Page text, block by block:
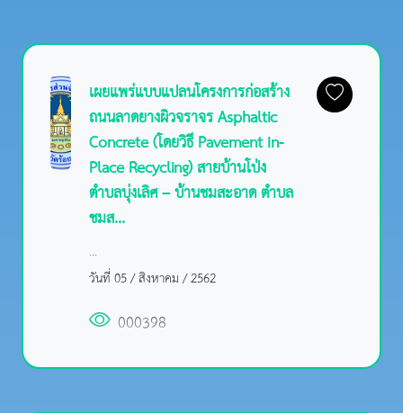
เผยแพร่แบบแปลนโครงการก่อสร้าง
ถนนลาดยางผิวจราจร Asphaltic
Concrete (โดยวิธี Pavement In-
Place Recycling) สายบ้านโป่ง
ตำบลบุ่งเลิศ – บ้านชมสะอาด ตำบล
ชมส...
...
วันที่ 05 / สิงหาคม / 2562
000398